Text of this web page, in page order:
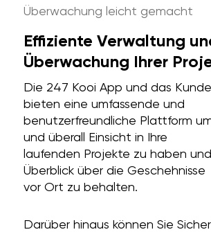
Überwachung leicht gemacht
Effiziente Verwaltung
Überwachung Ihrer
Die 247 Kooi App und das
bieten eine umfassende und
benutzerfreundliche Plattform
und überall Einsicht in Ihre
laufenden Projekte zu haben
Überblick über die Geschehnisse
vor Ort zu behalten.
Darüber hinaus können Sie